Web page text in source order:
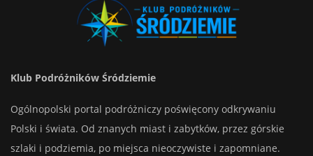
Klub Podróżników Śródziemie
Ogólnopolski portal podróżniczy poświęcony odkrywaniu
Polski i świata. Od znanych miast i zabytków, przez górskie
szlaki i podziemia, po miejsca nieoczywiste i zapomniane.